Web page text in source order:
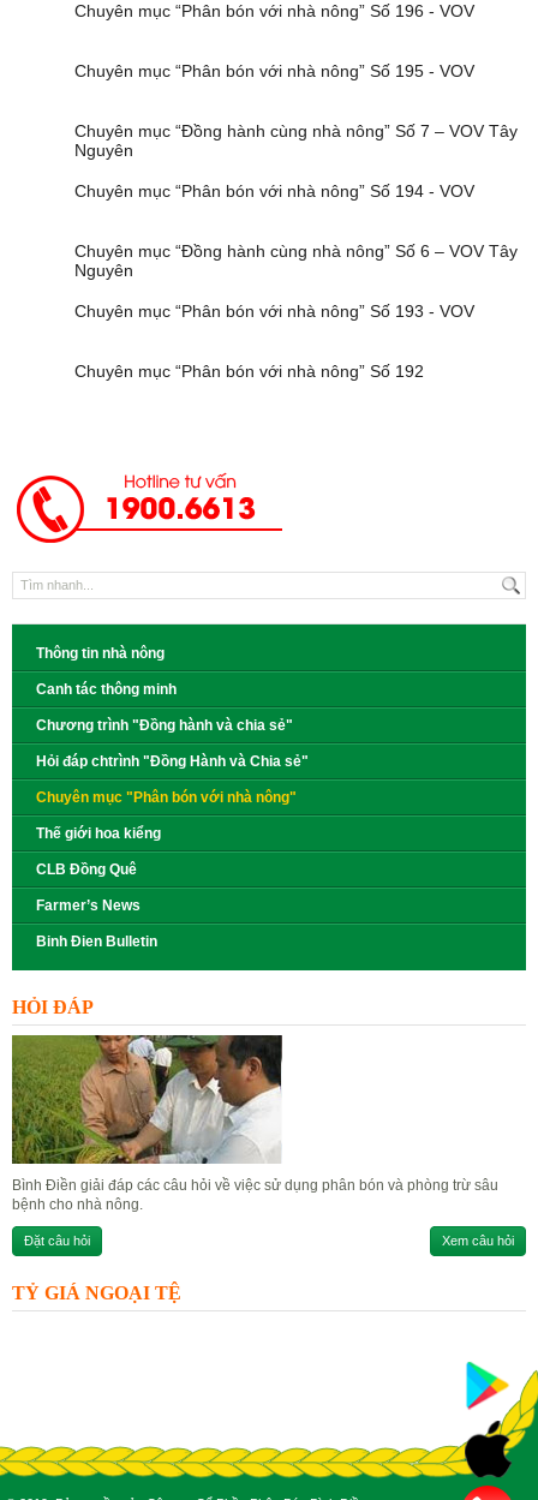
Chuyên mục “Phân bón với nhà nông” Số 196 - VOV
Chuyên mục “Phân bón với nhà nông” Số 195 - VOV
Chuyên mục “Đồng hành cùng nhà nông” Số 7 – VOV Tây
Nguyên
Chuyên mục “Phân bón với nhà nông” Số 194 - VOV
Chuyên mục “Đồng hành cùng nhà nông” Số 6 – VOV Tây
Nguyên
Chuyên mục “Phân bón với nhà nông” Số 193 - VOV
Chuyên mục “Phân bón với nhà nông” Số 192
Thông tin nhà nông
Canh tác thông minh
Chương trình "Đồng hành và chia sẻ"
Hỏi đáp chtrình "Đồng Hành và Chia sẻ"
Chuyên mục "Phân bón với nhà nông"
Thế giới hoa kiểng
CLB Đồng Quê
Farmer’s News
Binh Đien Bulletin
HỎI ĐÁP
Bình Điền giải đáp các câu hỏi về việc sử dụng phân bón và phòng trừ sâu
bệnh cho nhà nông.
Đặt câu hỏi Xem câu hỏi
TỶ GIÁ NGOẠI TỆ